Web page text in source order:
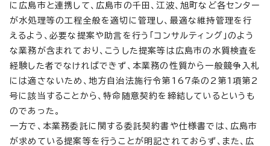
に広島市と連携して、広島市の千田、江波、旭町など各センター
が水処理等の工程全般を適切に管理し、最適な維持管理を行
えるよう、必要な提案や助言を行う「コンサルティング」のよう
な業務が含まれており、こうした提案等は広島市の水質検査を
経験した者でなければできず、本業務の性質から一般競争入札
には適さないため、地方自治法施行令第167条の2第1項第2
号に該当することから、特命随意契約を締結しているというも
のであった。
一方で、本業務委託に関する委託契約書や仕様書では、広島市
が求めている提案等を行うことが明記されておらず、また、広